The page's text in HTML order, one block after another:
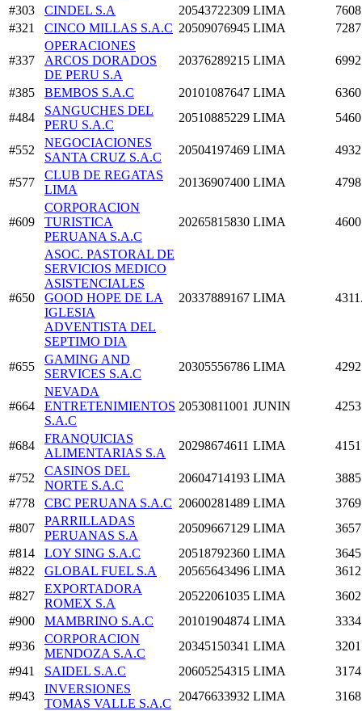
#303 CINDEL S.A 20543722309 LIMA
#321
CINCO MILLAS S.A.C 20509076945 LIMA
#337
OPERACIONES
ARCOS DORADOS
DE PERU S.A
20376289215 LIMA
#385 BEMBOS S.A.C 20101087647 LIMA
#484
SANGUCHES DEL
PERU S.A.C
20510885229 LIMA
#552
NEGOCIACIONES
SANTA CRUZ S.A.C
20504197469 LIMA
#577
CLUB DE REGATAS
LIMA
20136907400 LIMA
#609
CORPORACION
TURISTICA
PERUANA S.A.C
20265815830 LIMA
#650
ASOC. PASTORAL DE
SERVICIOS MEDICO
ASISTENCIALES
GOOD HOPE DE LA
IGLESIA
ADVENTISTA DEL
SEPTIMO DIA
20337889167 LIMA
#655
GAMING AND
SERVICES S.A.C
20305556786 LIMA
#664
NEVADA
ENTRETENIMIENTOS
S.A.C
20530811001 JUNIN
#684
FRANQUICIAS
ALIMENTARIAS S.A
20298674611 LIMA
#752
CASINOS DEL
NORTE S.A.C
20604714193 LIMA
#778
CBC PERUANA S.A.C 20600281489 LIMA
#807
PARRILLADAS
PERUANAS S.A
20509667129 LIMA
#814
LOY SING S.A.C 20518792360 LIMA
#822
GLOBAL FUEL S.A 20565643496 LIMA
#827
EXPORTADORA
ROMEX S.A
20522061035 LIMA
#900
MAMBRINO S.A.C 20101904874 LIMA
#936
CORPORACION
MENDOZA S.A.C
20345150341 LIMA
#941
SAIDEL S.A.C 20605254315 LIMA
#943
INVERSIONES
TOMAS VALLE S.A.C
20476633932 LIMA